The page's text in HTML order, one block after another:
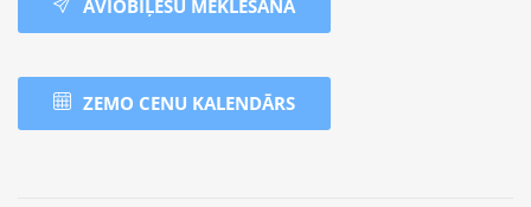
AVIOBIĻEŠU MEKLĒŠANA
ZEMO CENU KALENDĀRS